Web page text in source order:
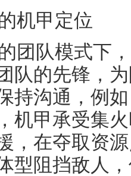
机甲定位
团队模式下
队的先锋，
持沟通，例
机甲承受集
，在夺取资
型阻挡敌人